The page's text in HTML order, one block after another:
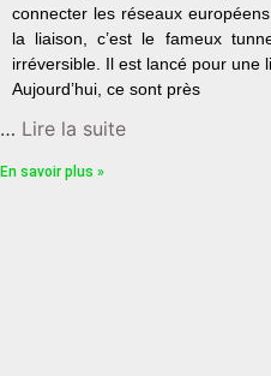
connecter les réseaux
la liaison, c’est le fameux
irréversible. Il est lancé pour une
Aujourd’hui, ce sont près
… Lire la suite
En savoir plus »